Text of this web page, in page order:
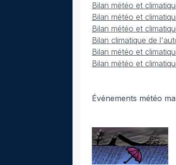
Bilan météo et
Bilan météo et
Bilan météo et
Bilan climatique de
Bilan météo et
Bilan météo et
Événements météo